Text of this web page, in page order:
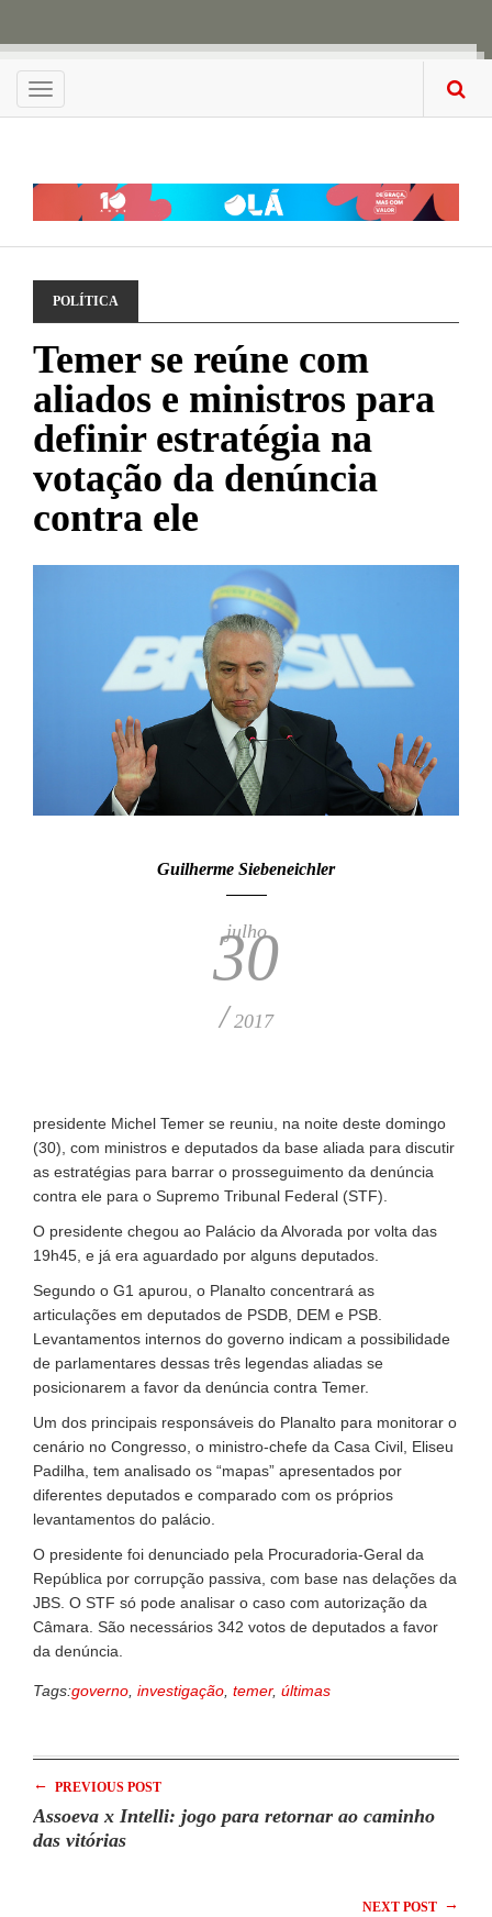
Menu
POLÍTICA
Temer se reúne com
aliados e ministros para
definir estratégia na
votação da denúncia
contra ele
Guilherme Siebeneichler
julho
30
/2017
presidente Michel Temer se reuniu, na noite deste domingo
(30), com ministros e deputados da base aliada para discutir
as estratégias para barrar o prosseguimento da denúncia
contra ele para o Supremo Tribunal Federal (STF).
O presidente chegou ao Palácio da Alvorada por volta das
19h45, e já era aguardado por alguns deputados.
Segundo o G1 apurou, o Planalto concentrará as
articulações em deputados de PSDB, DEM e PSB.
Levantamentos internos do governo indicam a possibilidade
de parlamentares dessas três legendas aliadas se
posicionarem a favor da denúncia contra Temer.
Um dos principais responsáveis do Planalto para monitorar o
cenário no Congresso, o ministro-chefe da Casa Civil, Eliseu
Padilha, tem analisado os “mapas” apresentados por
diferentes deputados e comparado com os próprios
levantamentos do palácio.
O presidente foi denunciado pela Procuradoria-Geral da
República por corrupção passiva, com base nas delações da
JBS. O STF só pode analisar o caso com autorização da
Câmara. São necessários 342 votos de deputados a favor
da denúncia.
Tags:governo investigação temer, últimas
← PREVIOUS POST
Assoeva x Intelli: jogo para retornar ao caminho
das vitórias
NEXT POST →